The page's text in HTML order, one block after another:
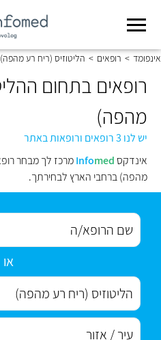
אינפומד > רופאים > הליטוזיס (ריח רע מהפה)
רופאים בתחום
מהפה)
יש לנו 3 רופאים ורופאות באתר
אינדקס
Infomed
מרכז לך מבחר
מהפה) ברחבי הארץ לבחירתך.
או